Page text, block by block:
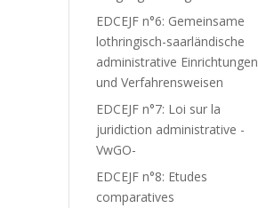
EDCEJF n°6: Gemeinsame
lothringisch-saarländische
administrative Einrichtungen
und Verfahrensweisen
EDCEJF n°7: Loi sur la
juridiction administrative -
VwGO-
EDCEJF n°8: Etudes
comparatives